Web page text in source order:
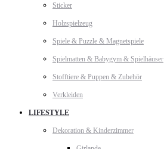
Sticker
Holzspielzeug
Spiele & Puzzle & Magnetspiele
Spielmatten & Babygym & Spielhäuser
Stofftiere & Puppen & Zubehör
Verkleiden
LIFESTYLE
Dekoration & Kinderzimmer